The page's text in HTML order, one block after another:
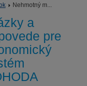
Nehmotný m...
a
pre